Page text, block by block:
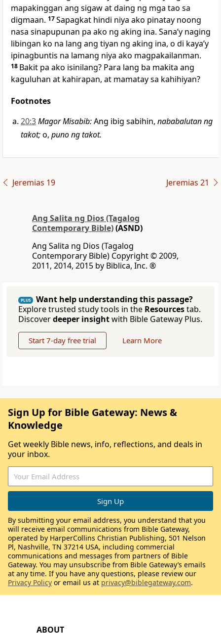
mapakinggan ang sigaw at daing ng mga tao sa
digmaan. 17Sapagkat hindi niya ako pinatay noong
nasa sinapupunan pa ako ng aking ina. Sanaʼy naging
libingan ko na lang ang tiyan ng aking ina, o di kayaʼy
ipinagbuntis na lamang niya ako magpakailanman.
18 Bakit pa ako isinilang? Para lang ba makita ang
kaguluhan at kahirapan, at mamatay sa kahihiyan?
Footnotes
20:3Magor Misabib:Ang ibig sabihin, nababalutan ng
takot;o, puno ng takot.
Jeremias 19 Jeremias 21
Ang Salita ng Dios (Tagalog
Contemporary Bible)(ASND)
Ang Salita ng Dios (Tagalog
Contemporary Bible) Copyright © 2009,
2011, 2014, 2015 by Biblica, Inc. ®
PLUS
Want help understanding this passage?
Explore trusted study tools in the Resourcestab.
Discoverdeeper insightwith Bible Gateway Plus.
Start 7-day free trial Learn More
ABOUT
Sign Up for Bible Gateway: News &
Knowledge
Get weekly Bible news, info, reflections, and deals in
your inbox.
By submitting your email address, you understand that you
will receive email communications from Bible Gateway,
operated by HarperCollins Christian Publishing, 501 Nelson
Pl, Nashville, TN 37214 USA, including commercial
communications and messages from partners of Bible
Gateway. You may unsubscribe from Bible Gateway’s emails
at any time. If you have any questions, please review our
Privacy Policy or email us at privacy@biblegateway.com.